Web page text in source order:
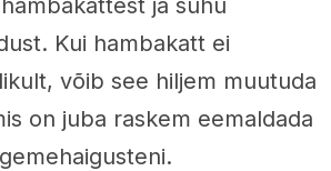
Kui hambakatt ei
võib see hiljem muutuda
on juba raskem eemaldada